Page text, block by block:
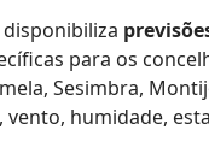
para os
Sesimbra,
vento, humidade,